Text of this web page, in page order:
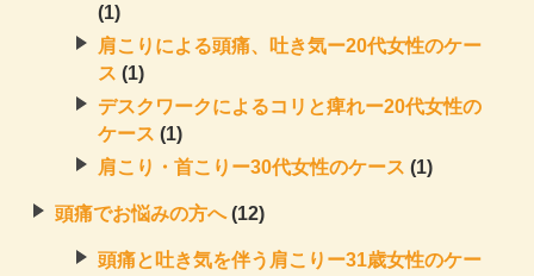
(1)
肩こりによる頭痛、吐き気ー20代女性のケー
ス (1)
デスクワークによるコリと痺れー20代女性の
ケース (1)
肩こり・首こりー30代女性のケース (1)
頭痛でお悩みの方へ(12)
頭痛と吐き気を伴う肩こりー31歳女性のケー